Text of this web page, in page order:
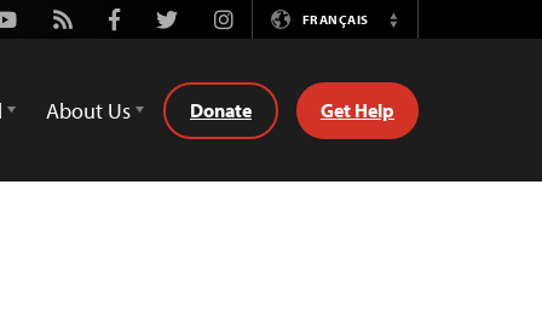
Rss FacebookTwitterInstagramFRANÇAIS
Switch
About Us Donate Get Help